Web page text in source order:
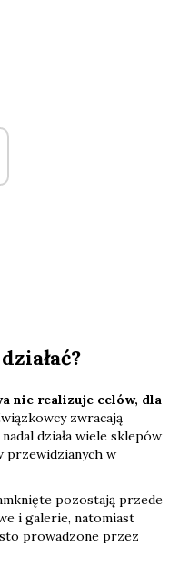
nie realizuje celów, dla
zwracają
działa wiele sklepów
przewidzianych w
pozostają przede
i galerie, natomiast
prowadzone przez